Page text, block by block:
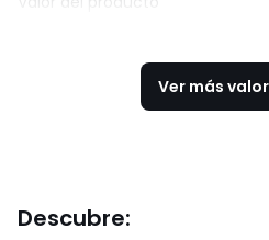
Ver más
Descubre: